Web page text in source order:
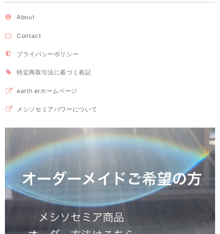
About
Contact
プライバシーポリシー
特定商取引法に基づく表記
earth erホームページ
メシソセミアパワーについて